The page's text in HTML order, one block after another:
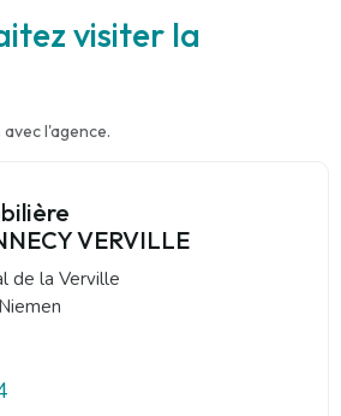
visiter la
l'agence.
VERVILLE
de la Verville